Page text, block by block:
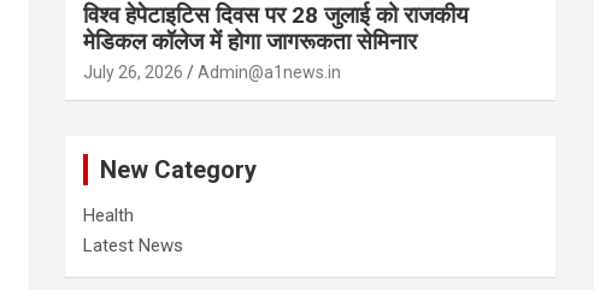
विश्व हेपेटाइटिस दिवस पर 28 जुलाई को राजकीय
मेडिकल कॉलेज में होगा जागरूकता सेमिनार
July 26, 2026 Admin@a1news.in
New Category
Health
Latest News